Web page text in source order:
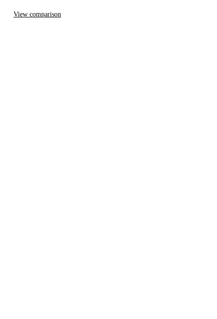
View comparison